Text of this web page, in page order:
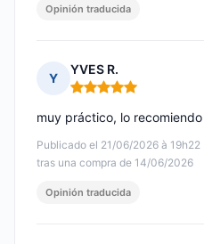
Opinión traducida
Y
YVES R.
Nota: 5 de 5
Publicado el 21/06/2026 à 19h22
tras una compra de 14/06/2026
muy práctico, lo recomiendo
Opinión traducida